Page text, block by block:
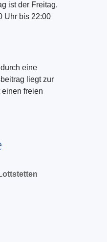
ist der Freitag.
Uhr bis 22:00
eine
liegt zur
freien